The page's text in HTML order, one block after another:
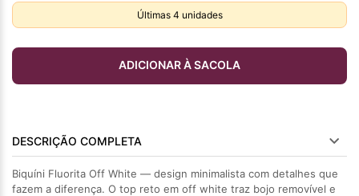
Últimas 4 unidades
ADICIONAR À SACOLA
DESCRIÇÃO COMPLETA
Biquíni Fluorita Off White — design minimalista com detalhes que
fazem a diferença. O top reto em off white traz bojo removível e